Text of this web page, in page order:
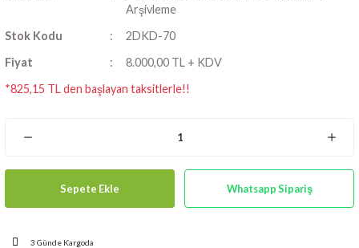
Arşivleme
Stok Kodu
2DKD-70
Fiyat
8.000,00 TL + KDV
*825,15 TL den başlayan taksitlerle!!
Sepete Ekle Whatsapp Sipariş
3 Günde Kargoda